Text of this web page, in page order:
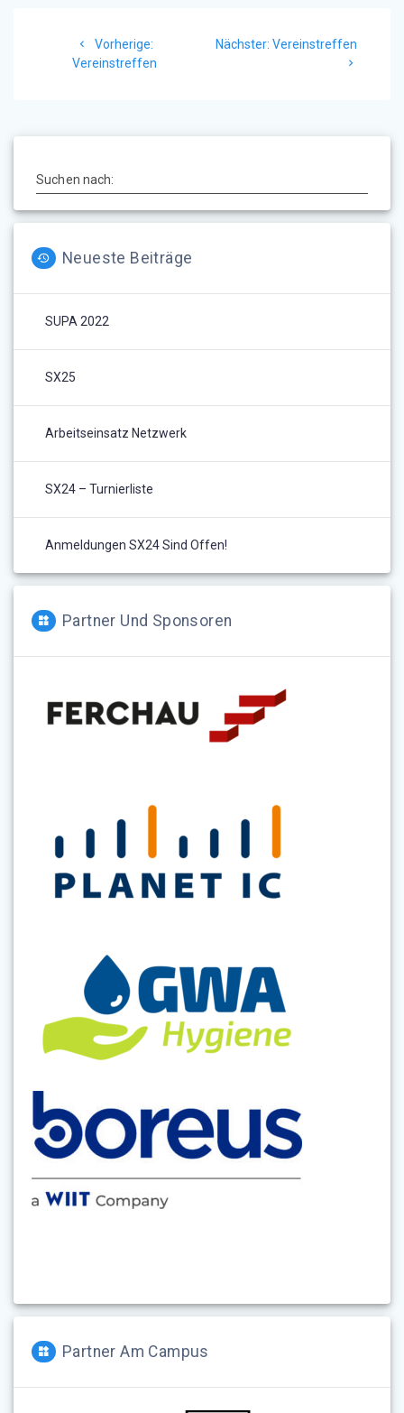
Vorherige:
Beitrag:
Vereinstreffen
Nächster: Nächster
Vereinstreffen
Suchen nach:
Neueste Beiträge
SUPA 2022
SX25
Arbeitseinsatz Netzwerk
SX24 – Turnierliste
Anmeldungen SX24 Sind Offen!
Partner Und Sponsoren
Partner Am Campus